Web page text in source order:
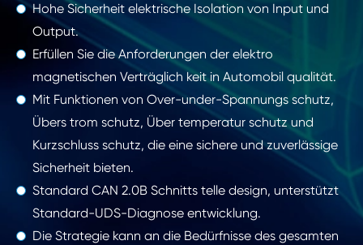
Hohe Sicherheit elektrische Isolation von Input und
Output.
Erfüllen Sie die Anforderungen der elektro
magnetischen Verträglich keit in Automobil qualität.
Mit Funktionen von Over-under-Spannungs schutz,
Übers trom schutz, Über temperatur schutz und
Kurzschluss schutz, die eine sichere und zuverlässige
Sicherheit bieten.
Standard CAN 2.0B Schnitts telle design, unterstützt
Standard-UDS-Diagnose entwicklung.
Die Strategie kann an die Bedürfnisse des gesamten